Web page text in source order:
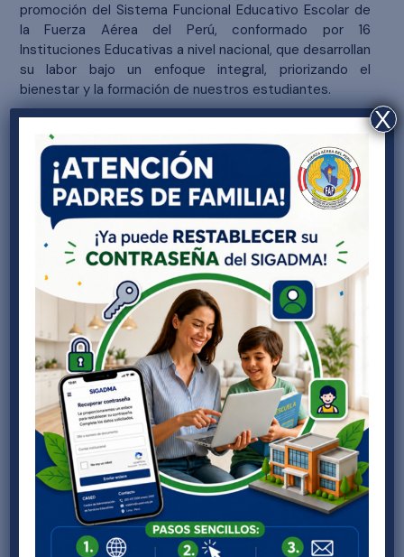
promoción del Sistema Funcional Educativo Escolar de
la Fuerza Aérea del Perú, conformado por 16
Instituciones Educativas a nivel nacional, que desarrollan
su labor bajo un enfoque integral, priorizando el
bienestar y la formación de nuestros estudiantes.
Brindamos servicios educativos en el marco de la
Educación Básica Regular (EBR), en los niveles de inicial,
primaria y secundaria, promoviendo el desarrollo integral
de competencias académicas, sociales y ciudadanas.
Asimismo, a través de la Educación Básica Especial
(EBE), garantizamos una atención educativa
especializada e inclusiva a estudiantes con
necesidades educativas especiales asociadas a
discapacidad, mediante estrategias pedagógicas
diferenciadas y recursos de apoyo, orientados a
potenciar sus capacidades y favorecer su plena
inclusión.
Nuestro Modelo Pedagógico, moderno e innovador, se
sustenta en los valores que nos identifican: identidad,
responsabilidad, creatividad e innovación, y
perseverancia. Estos principios, junto a una
infraestructura de calidad, fortalecen los aprendizajes
académicos, humanistas, deportivos y artísticos,
promoviendo el bien común como base de una
sociedad más justa y solidaria.
Los invitamos a conocer más sobre el Sistema
X